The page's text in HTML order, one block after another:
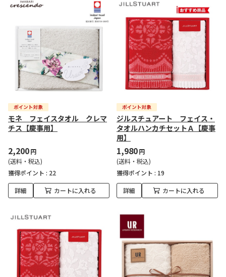
モネ フェイスタオル クレマ
チス【慶事用】
2,200円
(送料・税込)
獲得ポイント : 22
詳細 カートに入れる
ジルスチュアート フェイス・
タオルハンカチセットＡ【慶事
用】
1,980円
(送料・税込)
獲得ポイント : 19
詳細 カートに入れる